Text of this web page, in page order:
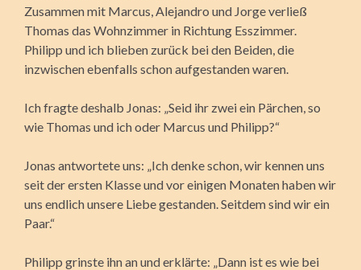
Zusammen mit Marcus, Alejandro und Jorge verließ
Thomas das Wohnzimmer in Richtung Esszimmer.
Philipp und ich blieben zurück bei den Beiden, die
inzwischen ebenfalls schon aufge­standen waren.
Ich fragte deshalb Jonas: „Seid ihr zwei ein Pärchen, so
wie Thomas und ich oder Marcus und Philipp?“
Jonas antwortete uns: „Ich denke schon, wir kennen uns
seit der ersten Klasse und vor einigen Monaten haben wir
uns endlich unsere Liebe gestanden. Seitdem sind wir ein
Paar.“
Philipp grinste ihn an und erklärte: „Dann ist es wie bei